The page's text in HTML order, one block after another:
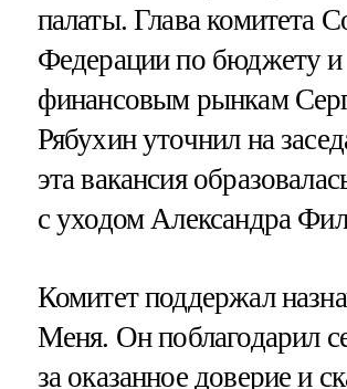
палаты. Глава комитета
Федерации по бюджету и
финансовым рынкам
Рябухин уточнил на
эта вакансия
с уходом Александра
Комитет поддержал
Меня. Он поблагодарил
за оказанное доверие и